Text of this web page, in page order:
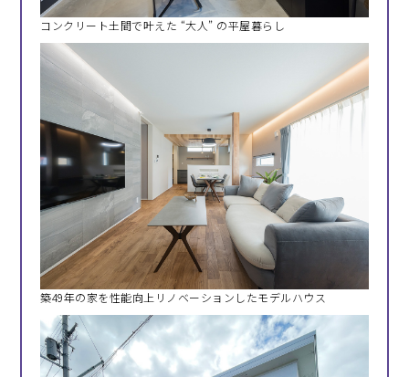
コンクリート土間で叶えた “大人” の平屋暮らし
築49年の家を性能向上リノベーションしたモデルハウス